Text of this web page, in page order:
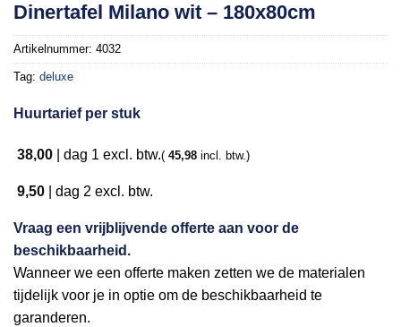
verlanglijst
Dinertafel Milano wit – 180x80cm
Artikelnummer: 4032
Tag: deluxe
Huurtarief per stuk
38,00 dag 1 excl. btw.( 45,98 incl. btw.)
9,50 dag 2 excl. btw.
Vraag een vrijblijvende offerte aan voor de
beschikbaarheid.
Wanneer we een offerte maken zetten we de materialen
tijdelijk voor je in optie om de beschikbaarheid te
garanderen.